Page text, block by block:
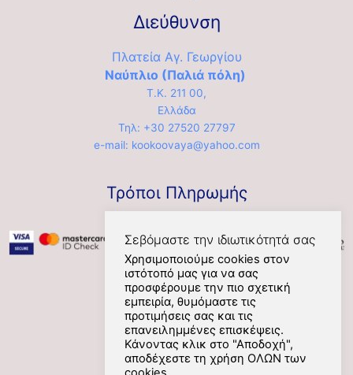
Διεύθυνση
Πλατεία Αγ. Γεωργίου
Ναύπλιο (Παλιά πόλη)
Τ.Κ. 211 00,
Ελλάδα
Τηλ: +30 27520 27797
e-mail: kookoovaya@yahoo.com
Τρόποι Πληρωμής
Social
Σεβόμαστε την ιδιωτικότητά σας
Χρησιμοποιούμε cookies στον
ιστότοπό μας για να σας
προσφέρουμε την πιο σχετική
εμπειρία, θυμόμαστε τις
προτιμήσεις σας και τις
επανειλημμένες επισκέψεις.
Κάνοντας κλικ στο "Αποδοχή",
αποδέχεστε τη χρήση ΟΛΩΝ των